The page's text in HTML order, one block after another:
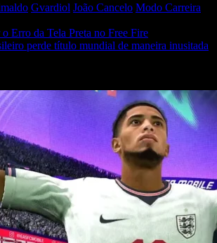
Gvardiol João Cancelo Modo Carreira
Erro da Tela Preta no Free Fire
perde título mundial de maneira inusitada